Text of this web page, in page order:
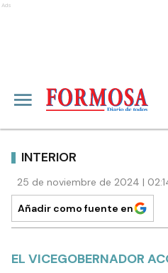
Ads
INTERIOR
25 de noviembre de 2024 |
Añadir como fuente en
EL VICEGOBERNADOR